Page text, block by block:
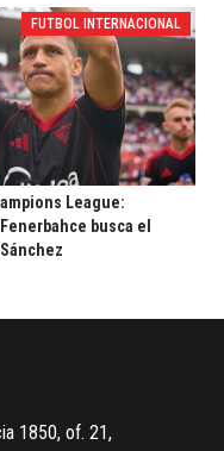
FUTBOL INTERNACIONAL
League:
busca el
1850, of. 21,